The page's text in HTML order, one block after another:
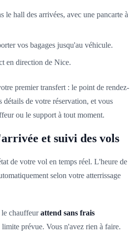
le hall des arrivées, avec une pancarte à
vos bagages jusqu'au véhicule.
en direction de Nice.
premier transfert : le point de rendez-
détails de votre réservation, et vous
ou le support à tout moment.
et suivi des vols
de votre vol en temps réel. L'heure de
selon votre atterrissage
le chauffeurattend sans frais
limite prévue. Vous n'avez rien à faire.